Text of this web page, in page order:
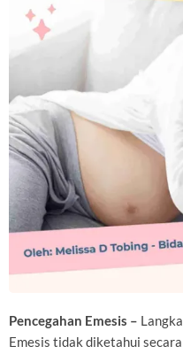
Pencegahan Emesis –
Emesis tidak diketahui